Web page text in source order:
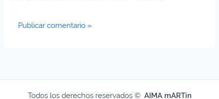
Todos los derechos reservados © AIMA mARTin